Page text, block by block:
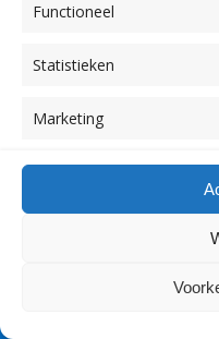
Functioneel
Statistieken
Marketing